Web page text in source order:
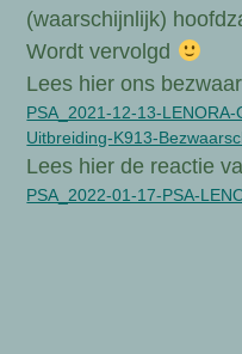
(waarschijnlijk)
Wordt vervolgd
Lees hier ons
PSA_2021-12-13-
Uitbreiding-K913-
Lees hier de reactie
PSA_2022-01-17-PSA-